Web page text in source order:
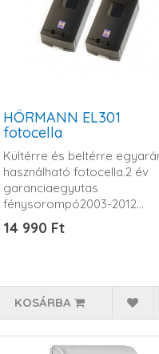
HÖRMANN EL301
fotocella
Kültérre és beltérre
használható fotocella.2 év
garanciaegyutas
fénysorompó2003-2012
között..
14 990 Ft
KOSÁRBA